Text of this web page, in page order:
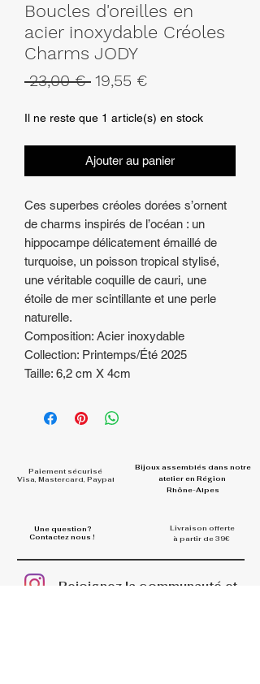
Boucles d'oreilles en
acier inoxydable Créoles
Charms JODY
23,00 € Prix
19,55 €
Il ne reste que 1 article(s) en stock
Ajouter au panier
Ces superbes créoles dorées s’ornent
de charms inspirés de l’océan : un
hippocampe délicatement émaillé de
turquoise, un poisson tropical stylisé,
une véritable coquille de cauri, une
étoile de mer scintillante et une perle
naturelle.
Composition: Acier inoxydable
Collection: Printemps/Été 2025
Taille: 6,2 cm X 4cm
Paiement sécurisé
Visa, Mastercard, Paypal
Bijoux assemblés dans notre
atelier en Région
Rhône-Alpes
Une question?
Contactez nous !
Livraison offerte
à partir de 39€
Rejoignez la communauté et